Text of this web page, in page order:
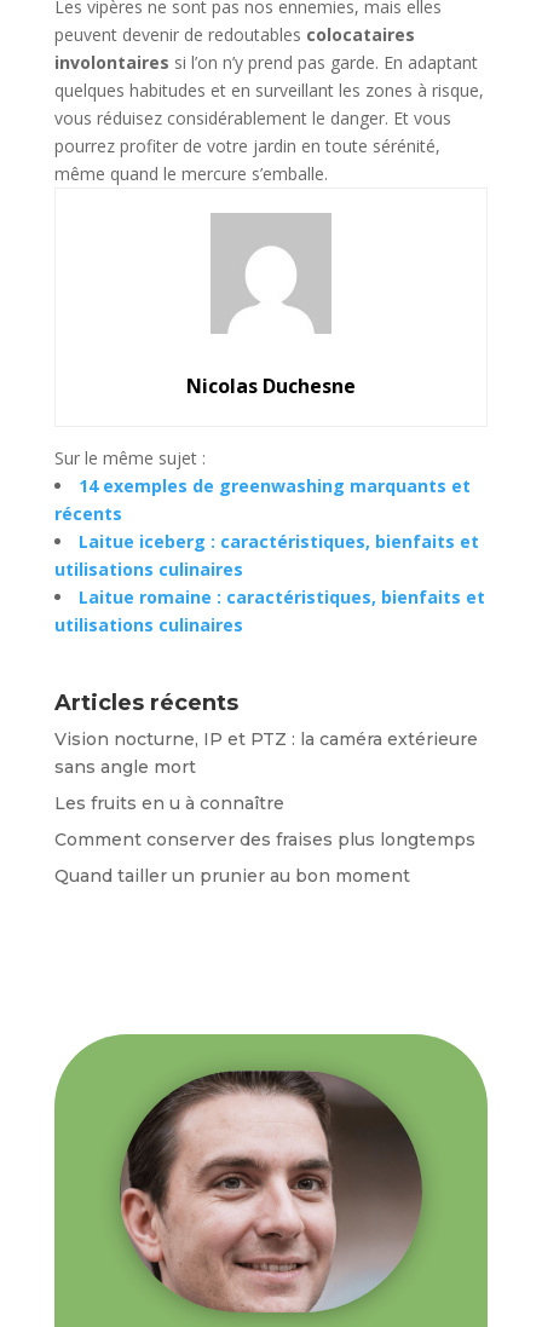
Les vipères ne sont pas nos ennemies, mais elles
peuvent devenir de redoutables colocataires
involontaires si l’on n’y prend pas garde. En adaptant
quelques habitudes et en surveillant les zones à risque,
vous réduisez considérablement le danger. Et vous
pourrez profiter de votre jardin en toute sérénité,
même quand le mercure s’emballe.
Nicolas Duchesne
Sur le même sujet :
14 exemples de greenwashing marquants et
récents
Laitue iceberg : caractéristiques, bienfaits et
utilisations culinaires
Laitue romaine : caractéristiques, bienfaits et
utilisations culinaires
Articles récents
Vision nocturne, IP et PTZ : la caméra extérieure
sans angle mort
Les fruits en u à connaître
Comment conserver des fraises plus longtemps
Quand tailler un prunier au bon moment